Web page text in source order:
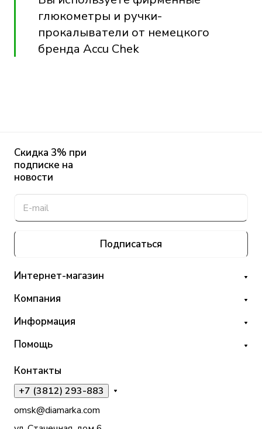
глюкометры и ручки-
прокалыватели от немецкого
бренда Accu Chek
Скидка 3% при
подписке на
новости
Подписаться
Интернет-магазин
Компания
Информация
Помощь
Контакты
+7 (3812) 293-883
omsk@diamarka.com